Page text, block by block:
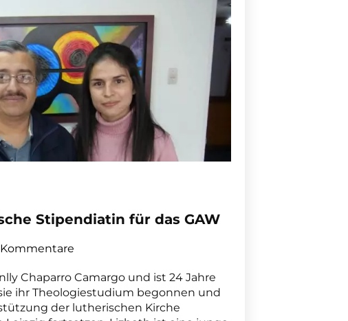
Stipendiatin für das GAW
Chaparro Camargo und ist 24 Jahre
ihr Theologiestudium begonnen und
der lutherischen Kirche